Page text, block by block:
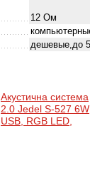
12 Ом
дешевые,до
Акустична система
2.0 Jedel S-527 6W
USB, RGB LED,